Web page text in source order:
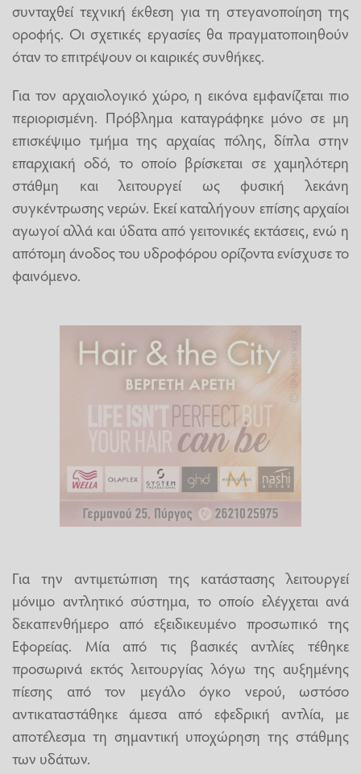
συνταχθεί τεχνική έκθεση για τη στεγανοποίηση της
οροφής. Οι σχετικές εργασίες θα πραγματοποιηθούν
όταν το επιτρέψουν οι καιρικές συνθήκες.
Για τον αρχαιολογικό χώρο, η εικόνα εμφανίζεται πιο
περιορισμένη. Πρόβλημα καταγράφηκε μόνο σε μη
επισκέψιμο τμήμα της αρχαίας πόλης, δίπλα στην
επαρχιακή οδό, το οποίο βρίσκεται σε χαμηλότερη
στάθμη και λειτουργεί ως φυσική λεκάνη
συγκέντρωσης νερών. Εκεί καταλήγουν επίσης αρχαίοι
αγωγοί αλλά και ύδατα από γειτονικές εκτάσεις, ενώ η
απότομη άνοδος του υδροφόρου ορίζοντα ενίσχυσε το
φαινόμενο.
Για την αντιμετώπιση της κατάστασης λειτουργεί
μόνιμο αντλητικό σύστημα, το οποίο ελέγχεται ανά
δεκαπενθήμερο από εξειδικευμένο προσωπικό της
Εφορείας. Μία από τις βασικές αντλίες τέθηκε
προσωρινά εκτός λειτουργίας λόγω της αυξημένης
πίεσης από τον μεγάλο όγκο νερού, ωστόσο
αντικαταστάθηκε άμεσα από εφεδρική αντλία, με
αποτέλεσμα τη σημαντική υποχώρηση της στάθμης
των υδάτων.